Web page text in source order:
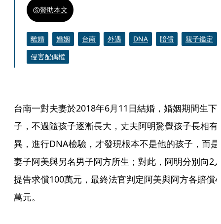
贊助本文
離婚 婚姻 台南 外遇 DNA 賠償
親子鑑定
侵害配偶權
台南一對夫妻於2018年6月11日結婚，婚姻期間生下
子，不過隨孩子逐漸長大，丈夫阿明驚覺孩子長相有
異，進行DNA檢驗，才發現根本不是他的孩子，而是
妻子阿美與另名男子阿方所生；對此，阿明分別向2
提告求償100萬元，最終法官判定阿美與阿方各賠償
萬元。